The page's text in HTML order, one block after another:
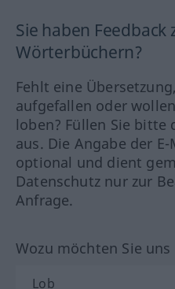
Sie haben
Wörterbüchern?
Fehlt eine
aufgefallen oder
loben? Füllen Sie bitte
aus. Die Angabe der
optional und dient
Datenschutz nur zur
Anfrage.
Wozu möchten Sie